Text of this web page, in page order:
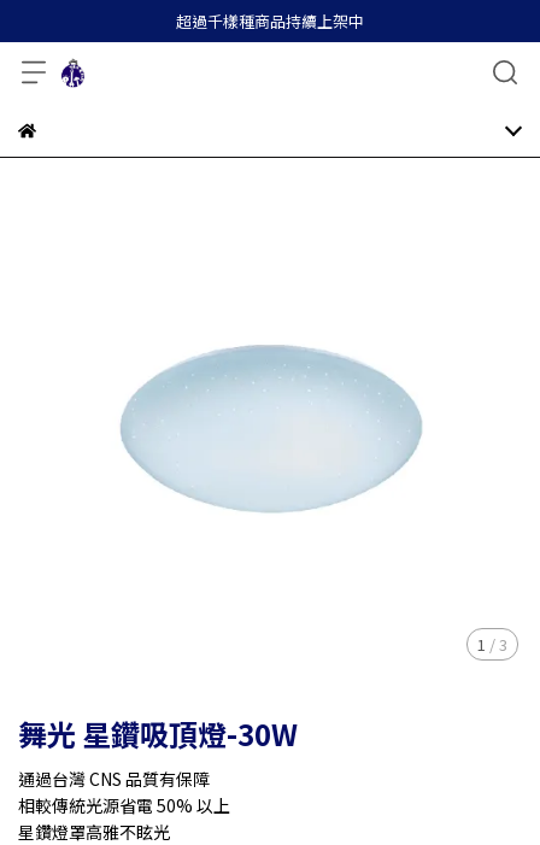
超過千樣種商品持續上架中
1 /3
舞光 星鑽吸頂燈-30W
通過台灣 CNS 品質有保障
相較傳統光源省電 50% 以上
星鑽燈罩高雅不眩光